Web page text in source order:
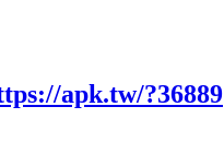
apk.tw/?36889